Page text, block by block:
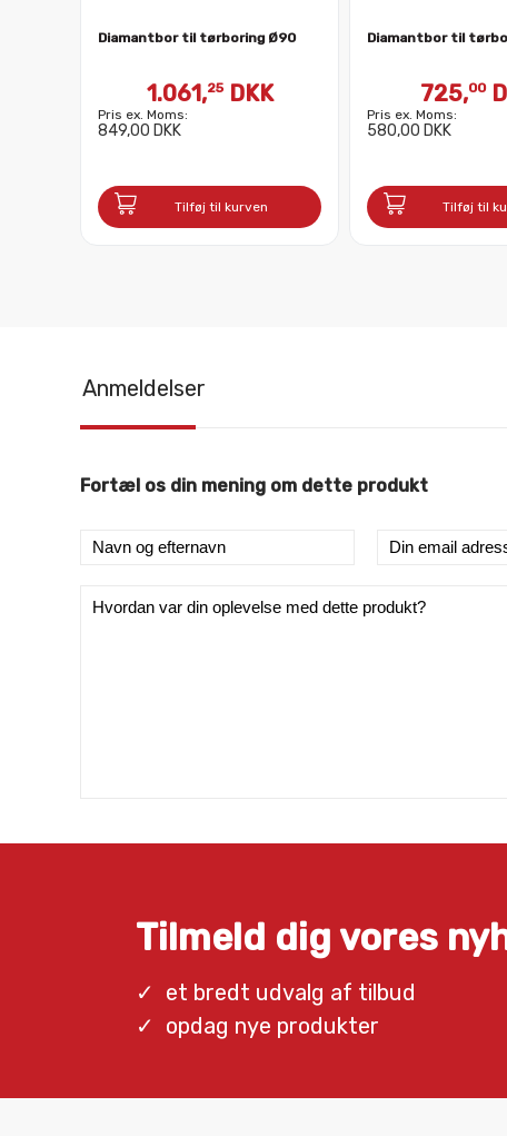
Diamantbor til tørboring Ø90
1.061,25DKK
Pris ex. Moms:
849,00 DKK
Tilføj til kurven
Diamantbor til
725,00
Pris ex. Moms:
580,00 DKK
Tilføj til
Anmeldelser
Fortæl os din mening om dette produkt
Tilmeld dig vores
et bredt udvalg af tilbud
opdag nye produkter